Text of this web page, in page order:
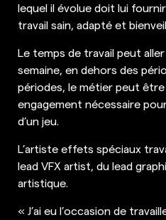
lequel il évolue doit lui
travail sain, adapté et
Le temps de travail peut
semaine, en dehors des
périodes, le métier peut
engagement nécessaire
d’un jeu.
L’artiste effets spéciaux
lead VFX artist, du lead
artistique.
« J’ai eu l’occasion de